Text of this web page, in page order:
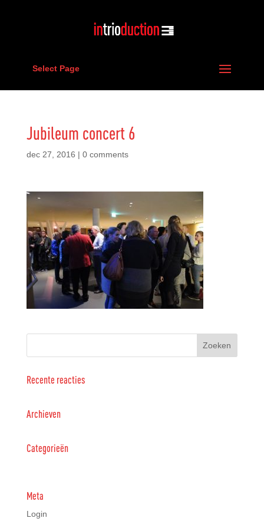
Select Page
Jubileum concert 6
dec 27, 2016 | 0 comments
Recente reacties
Archieven
Categorieën
Meta
Login